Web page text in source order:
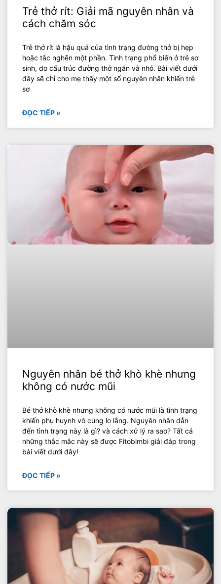
Trẻ thở rít: Giải mã nguyên nhân và
cách chăm sóc
Trẻ thở rít là hậu quả của tình trạng đường thở bị hẹp
hoặc tắc nghẽn một phần. Tình trạng phổ biến ở trẻ sơ
sinh, do cấu trúc đường thở ngắn và nhỏ. Bài viết dưới
đây sẽ chỉ cho mẹ thấy một số nguyên nhân khiến trẻ
sơ
ĐỌC TIẾP »
Nguyên nhân bé thở khò khè nhưng
không có nước mũi
Bé thở khò khè nhưng không có nước mũi là tình trạng
khiến phụ huynh vô cùng lo lắng. Nguyên nhân dẫn
đến tình trạng này là gì? và cách xử lý ra sao? Tất cả
những thắc mắc này sẽ được Fitobimbi giải đáp trong
bài viết dưới đây!
ĐỌC TIẾP »